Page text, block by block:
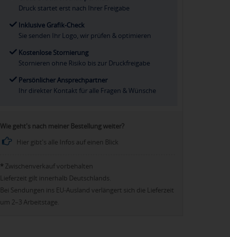
Druck startet erst nach Ihrer Freigabe
Inklusive Grafik-Check
Sie senden Ihr Logo, wir prüfen & optimieren
Kostenlose Stornierung
Stornieren ohne Risiko bis zur Druckfreigabe
Persönlicher Ansprechpartner
Ihr direkter Kontakt für alle Fragen & Wünsche
Wie geht's nach meiner Bestellung weiter?
Hier gibt's alle Infos auf einen Blick
* Zwischenverkauf vorbehalten
Lieferzeit gilt innerhalb Deutschlands.
Bei Sendungen ins EU-Ausland verlängert sich die Lieferzeit
um 2–3 Arbeitstage.